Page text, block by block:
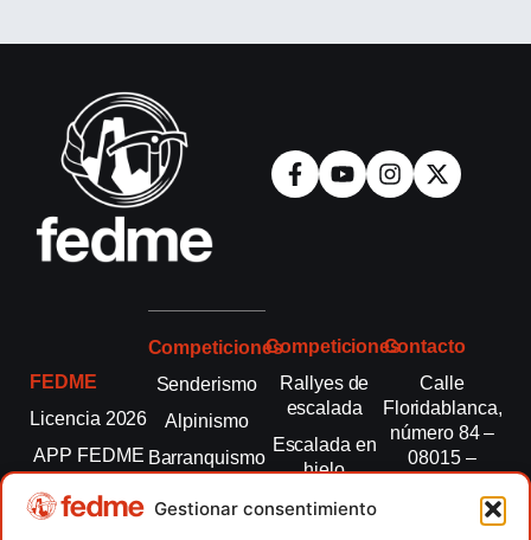
Gestionar consentimiento
FEDME
Licencia 2026
APP FEDME
Transparencia
Competiciones
Senderismo
Alpinismo
Barranquismo
montaña
Competiciones
Rallyes de
escalada
Escalada en
hielo
Esquí de
Contacto
Calle
Floridablanca,
número 84 –
08015 –
fedme@fedme.es